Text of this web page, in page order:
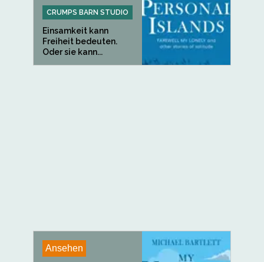
CRUMPS BARN STUDIO
Einsamkeit kann
Freiheit bedeuten.
Oder sie kann...
Ansehen